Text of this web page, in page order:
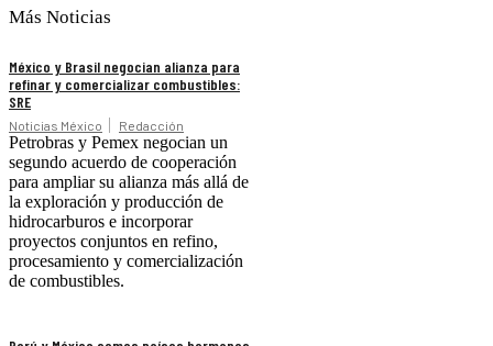
Más Noticias
México y Brasil negocian alianza para
refinar y comercializar combustibles:
SRE
Noticias México Redacción
Petrobras y Pemex negocian un
segundo acuerdo de cooperación
para ampliar su alianza más allá de
la exploración y producción de
hidrocarburos e incorporar
proyectos conjuntos en refino,
procesamiento y comercialización
de combustibles.